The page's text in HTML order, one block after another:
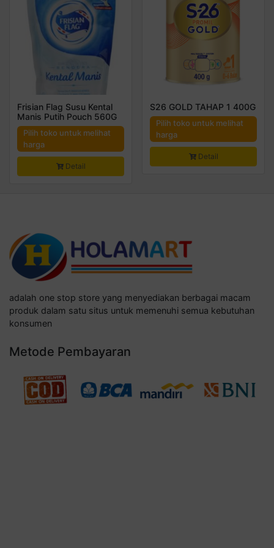
Frisian Flag Susu Kental
Manis Putih Pouch 560G
Pilih toko untuk melihat
harga
Detail
S26 GOLD TAHAP 1 400G
Pilih toko untuk melihat
harga
Detail
adalah one stop store yang menyediakan berbagai macam
produk dalam satu situs untuk memenuhi semua kebutuhan
konsumen
Metode Pembayaran